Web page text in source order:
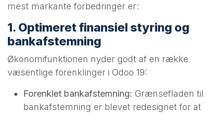
mest markante forbedringer er:
1. Optimeret finansiel styring og
bankafstemning
Økonomifunktionen nyder godt af en række
væsentlige forenklinger i Odoo 19:
Forenklet bankafstemning: Grænsefladen til
bankafstemning er blevet redesignet for at